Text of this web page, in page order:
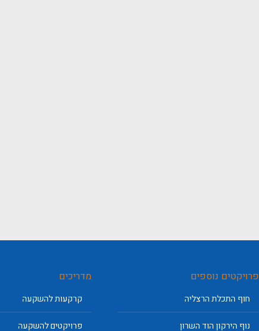
פרויקטים נוספים
חוף התכלת הרצליה
נוף הירקון הוד השרון
מדריכים
קרקעות להשקעה
פרויקטים להשקעה